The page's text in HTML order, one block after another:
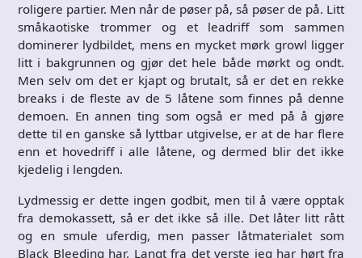
roligere partier. Men når de pøser på, så pøser de på. Litt
småkaotiske trommer og et leadriff som sammen
dominerer lydbildet, mens en mycket mørk growl ligger
litt i bakgrunnen og gjør det hele både mørkt og ondt.
Men selv om det er kjapt og brutalt, så er det en rekke
breaks i de fleste av de 5 låtene som finnes på denne
demoen. En annen ting som også er med på å gjøre
dette til en ganske så lyttbar utgivelse, er at de har flere
enn et hovedriff i alle låtene, og dermed blir det ikke
kjedelig i lengden.
Lydmessig er dette ingen godbit, men til å være opptak
fra demokassett, så er det ikke så ille. Det låter litt rått
og en smule uferdig, men passer låtmaterialet som
Black Bleeding har. Langt fra det verste jeg har hørt fra